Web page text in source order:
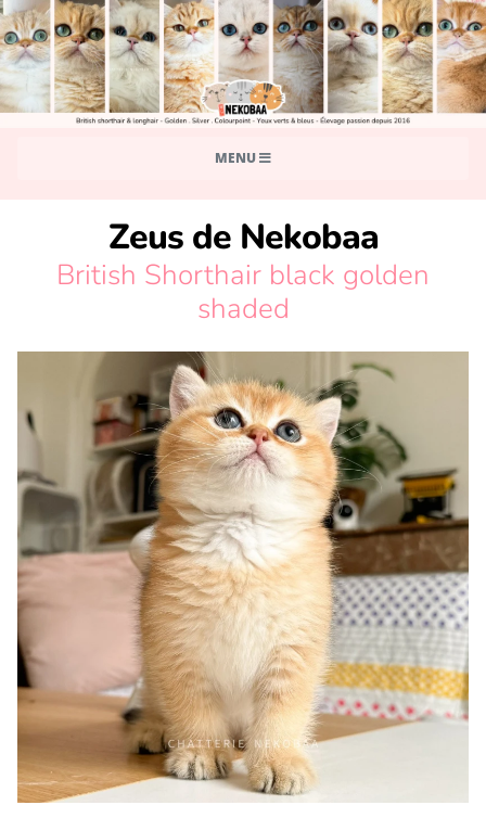
MENU
Zeus de Nekobaa
British Shorthair black golden
shaded